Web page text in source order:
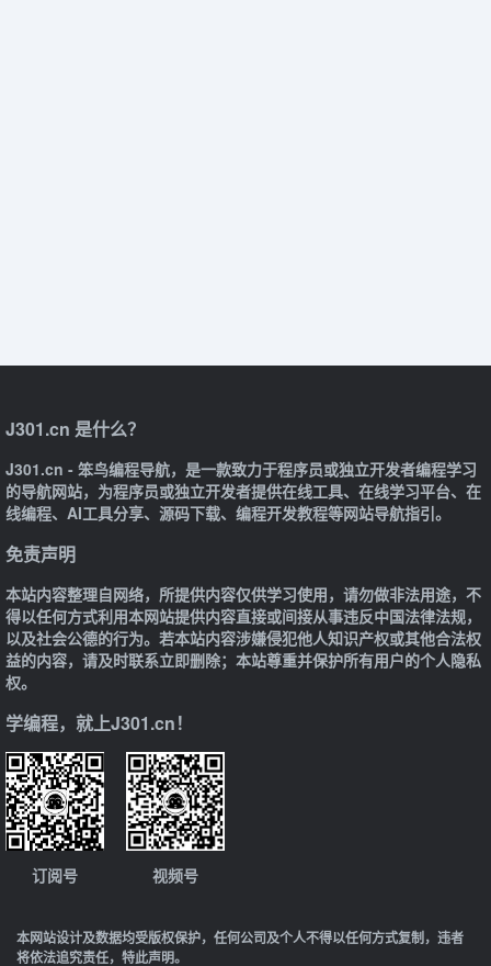
J301.cn 是什么？
J301.cn - 笨鸟编程导航，是一款致力于程序员或独立开发者编程学习
的导航网站，为程序员或独立开发者提供在线工具、在线学习平台、在
线编程、AI工具分享、源码下载、编程开发教程等网站导航指引。
免责声明
本站内容整理自网络，所提供内容仅供学习使用，请勿做非法用途，不
得以任何方式利用本网站提供内容直接或间接从事违反中国法律法规，
以及社会公德的行为。若本站内容涉嫌侵犯他人知识产权或其他合法权
益的内容，请及时联系立即删除；本站尊重并保护所有用户的个人隐私
权。
学编程，就上J301.cn！
订阅号 视频号
本网站设计及数据均受版权保护，任何公司及个人不得以任何方式复制，违者
将依法追究责任，特此声明。